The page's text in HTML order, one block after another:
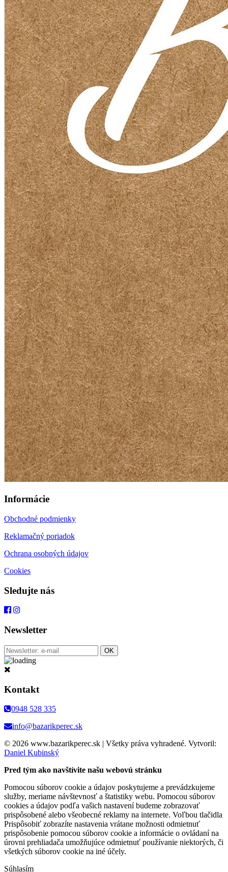
Informácie
Obchodné podmienky
Reklamačný poriadok
Ochrana osobných údajov
Cookies
Sledujte nás
Newsletter
Kontakt
0948 528 335
info@bazarikperec.sk
© 2026 www.bazarikperec.sk | Všetky práva vyhradené. Vytvoril:
Daniel Kubinský
Pred tým ako navštívite našu webovú stránku
Pomocou súborov cookie a údajov poskytujeme a prevádzkujeme
služby, meriame návštevnosť a štatistiky webu. Pomocou súborov
cookies a údajov podľa vašich nastavení budeme zobrazovať
prispôsobené alebo všeobecné reklamy na internete. Voľbou tlačidla
Prispôsobiť zobrazíte nastavenia vrátane možnosti odmietnuť
prispôsobenie pomocou súborov cookie a informácie o ovládaní na
úrovni prehliadača umožňujúce odmietnuť používanie niektorých, či
všetkých súborov cookie na iné účely.
Súhlasím